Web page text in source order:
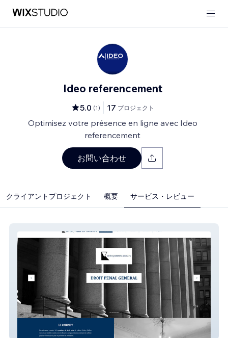
Ideo referencement
5.0 (1) 17 プロジェクト
Optimisez votre présence en ligne avec Ideo
referencement
お問い合わせ
クライアントプロジェクト 概要 サービス・レビュー
Jérémy Kalfon